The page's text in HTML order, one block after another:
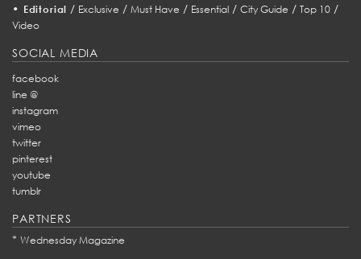
• Editorial / Exclusive /Must Have / Essential /City Guide /Top 10 /
Video
SOCIAL MEDIA
facebook
line @
instagram
vimeo
twitter
pinterest
youtube
tumblr
PARTNERS
* Wednesday Magazine